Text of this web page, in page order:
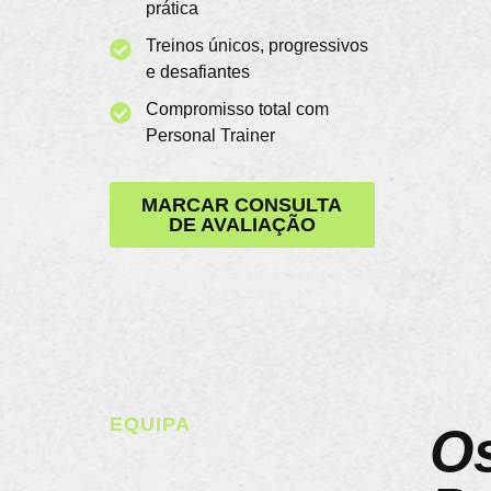
prática
Treinos únicos, progressivos
e desafiantes
Compromisso total com
Personal Trainer
MARCAR CONSULTA
DE AVALIAÇÃO
EQUIPA